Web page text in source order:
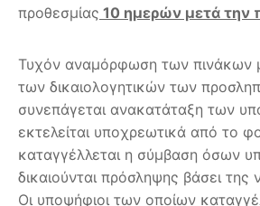
προθεσμίας 10 ημερών μετά την
Τυχόν αναμόρφωση των πινάκων
των δικαιολογητικών των
συνεπάγεται ανακατάταξη των
εκτελείται υποχρεωτικά από το
καταγγέλλεται η σύμβαση όσων
δικαιούνται πρόσληψης βάσει της
Οι υποψήφιοι των οποίων